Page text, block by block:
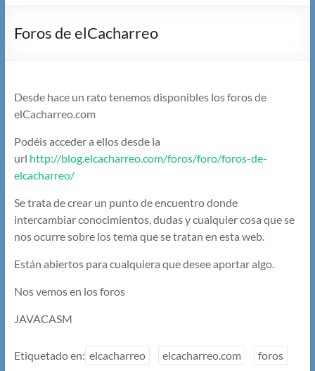
Foros de elCacharreo
Desde hace un rato tenemos disponibles los foros de
elCacharreo.com
Podéis acceder a ellos desde la
url http://blog.elcacharreo.com/foros/foro/foros-de-
elcacharreo/
Se trata de crear un punto de encuentro donde
intercambiar conocimientos, dudas y cualquier cosa que se
nos ocurre sobre los tema que se tratan en esta web.
Están abiertos para cualquiera que desee aportar algo.
Nos vemos en los foros
JAVACASM
Etiquetado en: elcacharreo elcacharreo.com foros